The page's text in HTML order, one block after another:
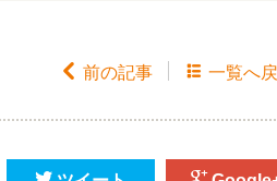
 前の記事  一覧へ